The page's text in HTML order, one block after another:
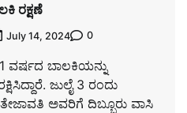
ರಕ್ಷಣೆ
July 14, 2024 0
ವರ್ಷದ ಬಾಲಕಿಯನ್ನು
ಜುಲೈ 3 ರಂದು
ಅವರಿಗೆ ದಿಬ್ಬೂರು ವಾಸಿ